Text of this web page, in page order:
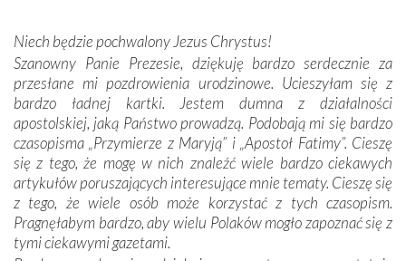
mieliśmy okazję przekonać się, że Maryja swoją opieką
otacza nie tylko nasz naród, lecz wszystkie nacje, które
się Jej ufnie oddają, a także każdą osobę, która zawierza
Jej siebie oraz swych bliskich.
Dzieje Portugalii to również historia wierności Bogu i
odstępstw, także w życiu władców. Trudne momenty w
wymiarze tak osobistym, jak i zbiorowym, przypominają o
konieczności ciągłego zabiegania o własną duszę i o łaskę
Opatrzności. Wierność przynosi pomyślność –
przynajmniej w życiu duchowym. Odstępstwo owocuje
Niech będzie pochwalony Jezus Chrystus!
Szanowny Panie Prezesie, dziękuję bardzo serdecznie za
przesłane mi pozdrowienia urodzinowe. Ucieszyłam się z
bardzo ładnej kartki. Jestem dumna z działalności
apostolskiej, jaką Państwo prowadzą. Podobają mi się bardzo
czasopisma „Przymierze z Maryją” i „Apostoł Fatimy”. Cieszę
się z tego, że mogę w nich znaleźć wiele bardzo ciekawych
artykułów poruszających interesujące mnie tematy. Cieszę się
z tego, że wiele osób może korzystać z tych czasopism.
Pragnęłabym bardzo, aby wielu Polaków mogło zapoznać się z
tymi ciekawymi gazetami.